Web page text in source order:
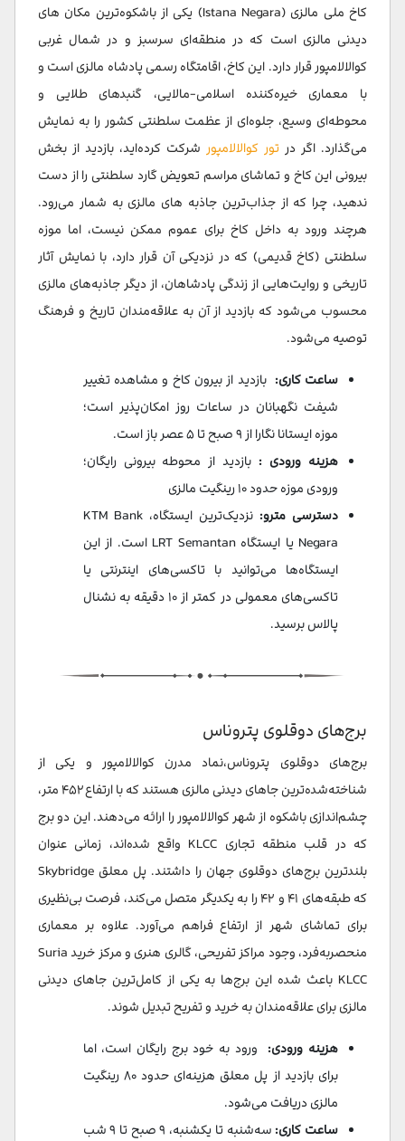
کاخ ملی مالزی (Istana Negara) یکی از باشکوه‌ترین مکان های
دیدنی مالزی است که در منطقه‌ای سرسبز و در شمال غربی
کوالالامپور قرار دارد. این کاخ، اقامتگاه رسمی پادشاه مالزی است و
با معماری خیره‌کننده اسلامی-مالایی، گنبدهای طلایی و
محوطه‌ای وسیع، جلوه‌ای از عظمت سلطنتی کشور را به نمایش
می‌گذارد. اگر در تور کوالالامپور شرکت کرده‌اید، بازدید از بخش
بیرونی این کاخ و تماشای مراسم تعویض گارد سلطنتی را از دست
ندهید، چرا که از جذاب‌ترین جاذبه های مالزی به شمار می‌رود.
هرچند ورود به داخل کاخ برای عموم ممکن نیست، اما موزه
سلطنتی (کاخ قدیمی) که در نزدیکی آن قرار دارد، با نمایش آثار
تاریخی و روایت‌هایی از زندگی پادشاهان، از دیگر جاذبه‌های مالزی
محسوب می‌شود که بازدید از آن به علاقه‌مندان تاریخ و فرهنگ
توصیه می‌شود.
ساعت کاری: بازدید از بیرون کاخ و مشاهده تغییر
شیفت نگهبانان در ساعات روز امکان‌پذیر است؛
موزه ایستانا نگارا از ۹ صبح تا ۵ عصر باز است.
هزینه ورودی : بازدید از محوطه بیرونی رایگان؛
ورودی موزه حدود ۱۰ رینگیت مالزی
دسترسی مترو:
نزدیک‌ترین ایستگاه، KTM Bank
Negara یا ایستگاه LRT Semantan است. از این
ایستگاه‌ها می‌توانید با تاکسی‌های اینترنتی یا
تاکسی‌های معمولی در کمتر از ۱۰ دقیقه به نشنال
پالاس برسید.
برج‌های دوقلوی پتروناس
برج‌های دوقلوی پتروناس،نماد مدرن کوالالامپور و یکی از
شناخته‌شده‌ترین جاهای دیدنی مالزی هستند که با ارتفاع ۴۵۲ متر،
چشم‌اندازی باشکوه از شهر کوالالامپور را ارائه می‌دهند. این دو برج
که در قلب منطقه تجاری KLCC واقع شده‌اند، زمانی عنوان
بلندترین برج‌های دوقلوی جهان را داشتند. پل معلق Skybridge
که طبقه‌های ۴۱ و ۴۲ را به یکدیگر متصل می‌کند، فرصت بی‌نظیری
برای تماشای شهر از ارتفاع فراهم می‌آورد. علاوه بر معماری
منحصربه‌فرد، وجود مراکز تفریحی، گالری هنری و مرکز خرید Suria
KLCC باعث شده این برج‌ها به یکی از کامل‌ترین جاهای دیدنی
مالزی برای علاقه‌مندان به خرید و تفریح تبدیل شوند.
هزینه ورودی: ورود به خود برج رایگان است، اما
برای بازدید از پل معلق هزینه‌ای حدود ۸۰ رینگیت
مالزی دریافت می‌شود.
ساعت کاری:
سه‌شنبه تا یکشنبه، ۹ صبح تا ۹ شب